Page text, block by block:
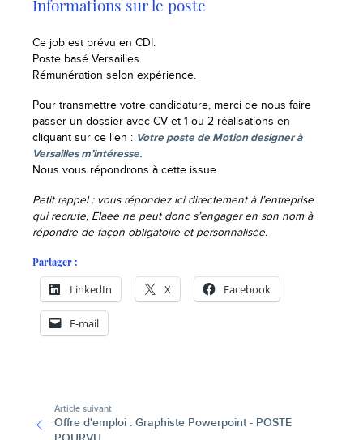
Informations sur le poste
Ce job est prévu en CDI.
Poste basé Versailles.
Rémunération selon expérience.
Pour transmettre votre candidature, merci de nous faire
passer un dossier avec CV et 1 ou 2 réalisations en
cliquant sur ce lien : Votre poste de Motion designer à
Versailles m’intéresse.
Nous vous répondrons à cette issue.
Petit rappel : vous répondez ici directement à l’entreprise
qui recrute, Elaee ne peut donc s’engager en son nom à
répondre de façon obligatoire et personnalisée.
Partager :
LinkedIn X Facebook
E-mail
Article suivant
Offre d'emploi : Graphiste Powerpoint - POSTE